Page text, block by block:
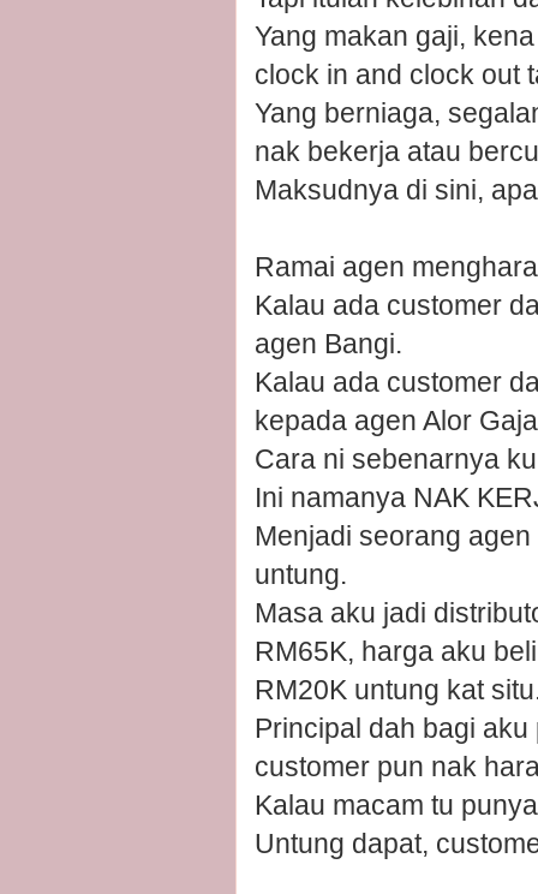
Yang makan gaji,
clock in and clock out
Yang berniaga,
nak bekerja atau
Maksudnya di sini,
Ramai agen
Kalau ada customer
agen Bangi.
Kalau ada customer
kepada agen Alor
Cara ni sebenarnya
Ini namanya NAK
Menjadi seorang
untung.
Masa aku jadi
RM65K, harga aku
RM20K untung kat
Principal dah bagi
customer pun nak
Kalau macam tu
Untung dapat,